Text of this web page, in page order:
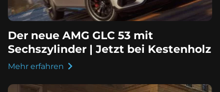
Der neue AMG GLC 53 mit
Sechszylinder | Jetzt bei Kestenholz
Mehr erfahren